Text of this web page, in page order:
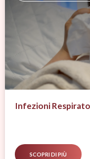
Infezioni
SCOPRI DI PIÙ